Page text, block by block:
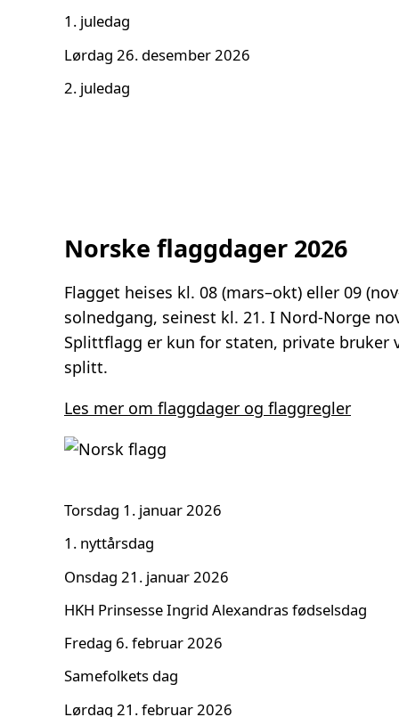
1. juledag
Lørdag 26. desember 2026
2. juledag
Norske flaggdager 2026
Flagget heises kl. 08 (mars–okt) eller 09
solnedgang, seinest kl. 21. I Nord-Norge
Splittflagg er kun for staten, private bruker
splitt.
Les mer om flaggdager og flaggregler
Torsdag 1. januar 2026
1. nyttårsdag
Onsdag 21. januar 2026
HKH Prinsesse Ingrid Alexandras fødselsdag
Fredag 6. februar 2026
Samefolkets dag
Lørdag 21. februar 2026